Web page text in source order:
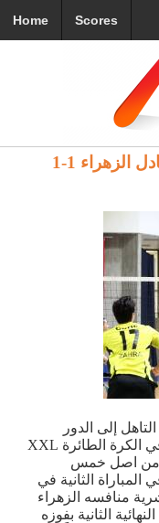
Home Scores
إلى الدور
النهائي من بطولة لبنان للدرجة الاولى في الكرة الطائرة XXL
بتقدمه على وصيفه الشبيبة تنورين 2-0 من اصل خمس
الثانية في
البوشرية منافسه الزهراء
نصف النهائية الثانية بفوزه